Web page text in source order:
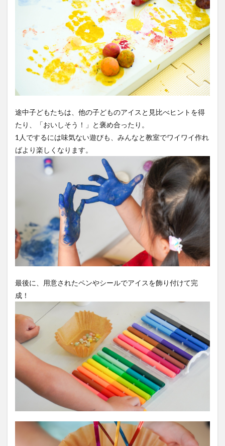
途中子どもたちは、他の子どものアイスと見比べヒントを得
たり、「おいしそう！」と褒め合ったり。
1人でするには味気ない遊びも、みんなと教室でワイワイ作れ
ばより楽しくなります。
最後に、用意されたペンやシールでアイスを飾り付けて完
成！